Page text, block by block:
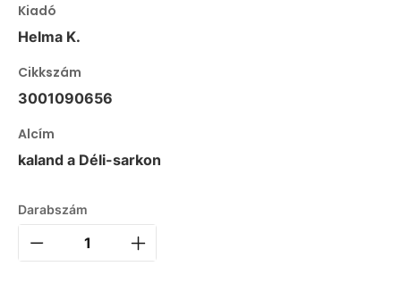
Kiadó
Helma K.
Cikkszám
3001090656
Alcím
kaland a Déli-sarkon
Darabszám